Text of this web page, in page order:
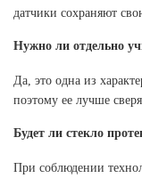
датчики сохраняют
Нужно ли отдельно
Да, это одна из
поэтому ее лучше
Будет ли стекло
При соблюдении